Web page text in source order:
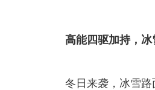
高能四驱加持，
冬日来袭，冰雪